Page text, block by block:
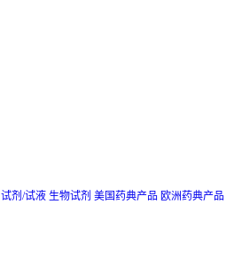
试剂/试液 生物试剂 美国药典产品 欧洲药典产品